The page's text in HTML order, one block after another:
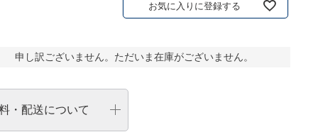
お気に入りに登録する
申し訳ございません。ただいま在庫がございません。
・配送について